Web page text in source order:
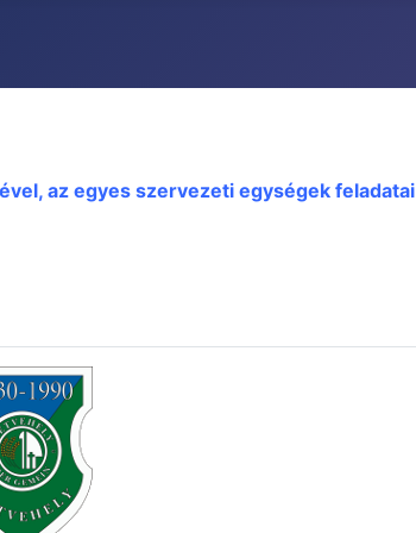
az egyes szervezeti egységek feladatai